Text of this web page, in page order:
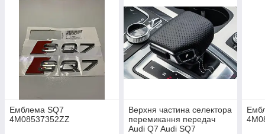
Емблема SQ7
4M08537352ZZ
Верхня частина селектора
перемикання передач
Audi Q7 Audi SQ7